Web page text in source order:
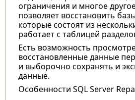
ограничения и многое
позволяет восстановить
которые состоят из
работает с таблицей
Есть возможность
восстановленные данные
и выборочно сохранять и
данные.
Особенности SQL Server